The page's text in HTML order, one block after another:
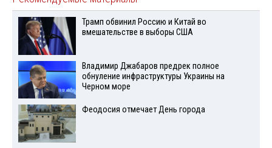
Трамп обвинил Россию и Китай во
вмешательстве в выборы США
Владимир Джабаров предрек полное
обнуление инфраструктуры Украины на
Черном море
Феодосия отмечает День города